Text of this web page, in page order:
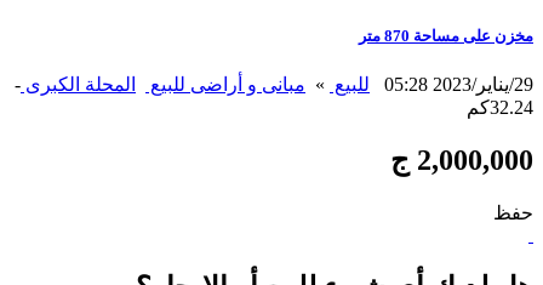
مخزن على مساحة 870 متر
29/يناير/2023 05:28 للبيع » مبانى و أراضى للبيع المحلة الكبرى -
32.24كم
2,000,000 ج
حفظ